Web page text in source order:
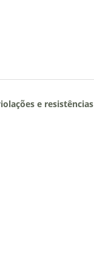
e resistências